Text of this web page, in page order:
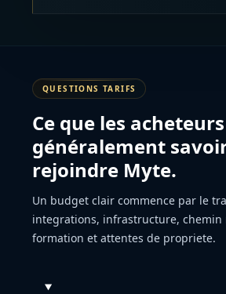
QUESTIONS TARIFS
Ce que les
généralement
rejoindre Myte.
Un budget clair commence par le
integrations, infrastructure, chemin
formation et attentes de propriete.